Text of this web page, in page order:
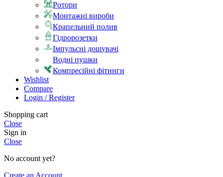
Ротори
Монтажні вироби
Крапельний полив
Гідророзетки
Імпульсні дощувачі
Водні пушки
Компресійні фітинги
Wishlist
Compare
Login / Register
Shopping cart
Close
Sign in
Close
No account yet?